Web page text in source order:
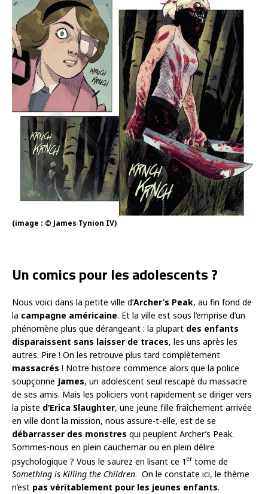
(image : © James Tynion IV)
Un comics pour les adolescents ?
Nous voici dans la petite ville d’Archer’s Peak, au fin fond de
la campagne américaine. Et la ville est sous l’emprise d’un
phénomène plus que dérangeant : la plupart des enfants
disparaissent sans laisser de traces, les uns après les
autres. Pire ! On les retrouve plus tard complètement
massacrés ! Notre histoire commence alors que la police
soupçonne James, un adolescent seul rescapé du massacre
de ses amis. Mais les policiers vont rapidement se diriger vers
la piste d’Erica Slaughter, une jeune fille fraîchement arrivée
en ville dont la mission, nous assure-t-elle, est de se
débarrasser des monstres qui peuplent Archer’s Peak.
Sommes-nous en plein cauchemar ou en plein délire
psychologique ? Vous le saurez en lisant ce 1 ertome de
Something is Killing the Children. On le constate ici, le thème
n’est pas véritablement pour les jeunes enfants.